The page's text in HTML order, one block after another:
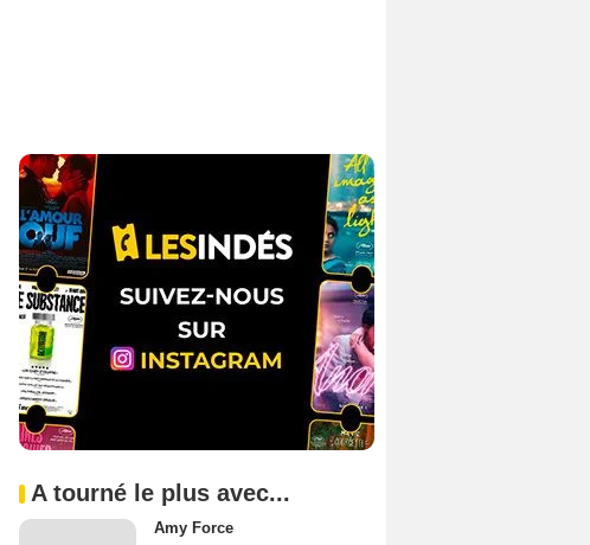
A tourné le plus avec...
Amy Force